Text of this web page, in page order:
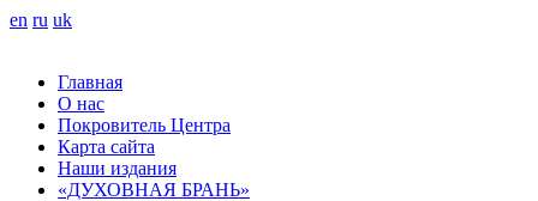
en ru uk
Главная
О нас
Покровитель Центра
Карта сайта
Наши издания
«ДУХОВНАЯ БРАНЬ»